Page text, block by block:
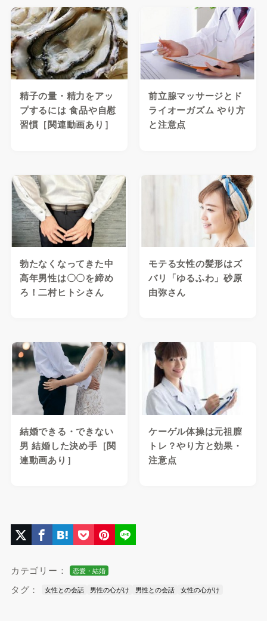
精子の量・精力をアッ
プするには 食品や自慰
習慣［関連動画あり］
前立腺マッサージとド
ライオーガズム やり方
と注意点
勃たなくなってきた中
高年男性は〇〇を締め
ろ！二村ヒトシさん
モテる女性の髪形はズ
バリ「ゆるふわ」砂原
由弥さん
結婚できる・できない
男 結婚した決め手［関
連動画あり］
ケーゲル体操は元祖膣
トレ？やり方と効果・
注意点
カテゴリー： 恋愛・結婚
タグ： 女性との会話 男性の心がけ 男性との会話 女性の心がけ